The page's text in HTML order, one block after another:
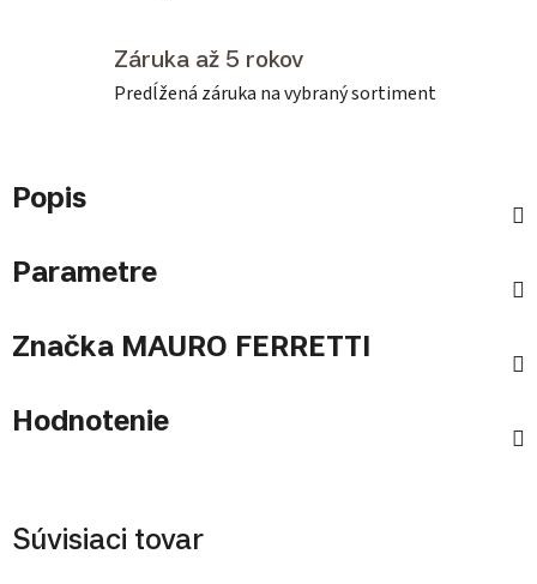
Záruka až 5 rokov
Predĺžená záruka na vybraný sortiment
Popis
Parametre
Značka MAURO FERRETTI
Hodnotenie
Súvisiaci tovar